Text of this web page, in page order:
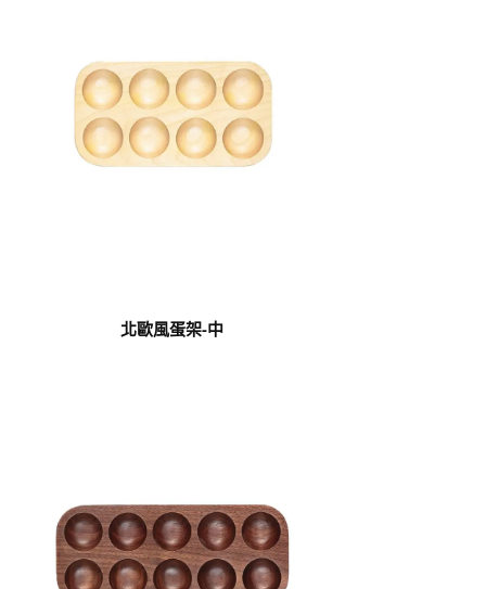
北歐風蛋架-中